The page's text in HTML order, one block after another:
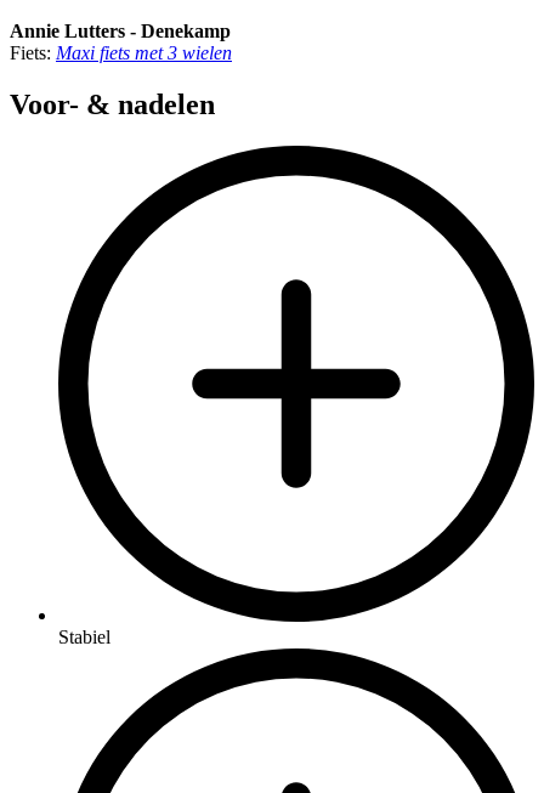
Annie Lutters - Denekamp
Fiets: Maxi fiets met 3 wielen
Voor- & nadelen
Stabiel